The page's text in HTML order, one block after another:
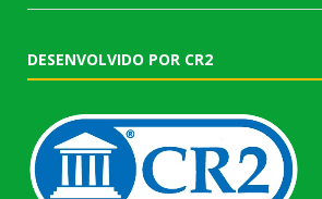
DESENVOLVIDO POR CR2